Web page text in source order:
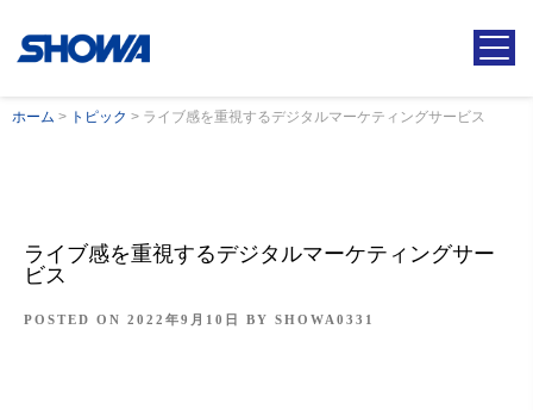
ホーム > トピック > ライブ感を重視するデジタルマーケティングサービス
ライブ感を重視するデジタルマーケティングサー
ビス
POSTED ON 2022年9月10日 BY SHOWA0331